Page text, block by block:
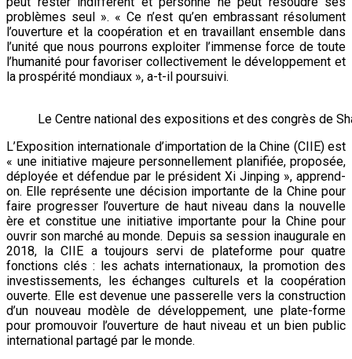
problèmes seul ». « Ce n’est qu’en embrassant résolument
l’ouverture et la coopération et en travaillant ensemble dans
l’unité que nous pourrons exploiter l’immense force de toute
l’humanité pour favoriser collectivement le développement et
la prospérité mondiaux », a-t-il poursuivi.
Le Centre national des expositions et des congrès de
L’Exposition internationale d’importation de la Chine (CIIE) est
« une initiative majeure personnellement planifiée, proposée,
déployée et défendue par le président Xi Jinping », apprend-
on. Elle représente une décision importante de la Chine pour
faire progresser l’ouverture de haut niveau dans la nouvelle
ère et constitue une initiative importante pour la Chine pour
ouvrir son marché au monde. Depuis sa session inaugurale en
2018, la CIIE a toujours servi de plateforme pour quatre
fonctions clés : les achats internationaux, la promotion des
investissements, les échanges culturels et la coopération
ouverte. Elle est devenue une passerelle vers la construction
d’un nouveau modèle de développement, une plate-forme
pour promouvoir l’ouverture de haut niveau et un bien public
international partagé par le monde.